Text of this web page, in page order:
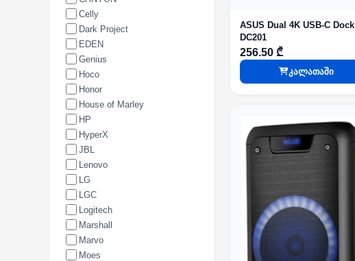
Celly
Dark Project
EDEN
Genius
Hoco
Honor
House of Marley
HP
HyperX
JBL
Lenovo
LG
LGC
Logitech
Marshall
Marvo
Moes
ASUS Dual 4K USB-C Dock
DC201
256.50 ₾
კალათაში